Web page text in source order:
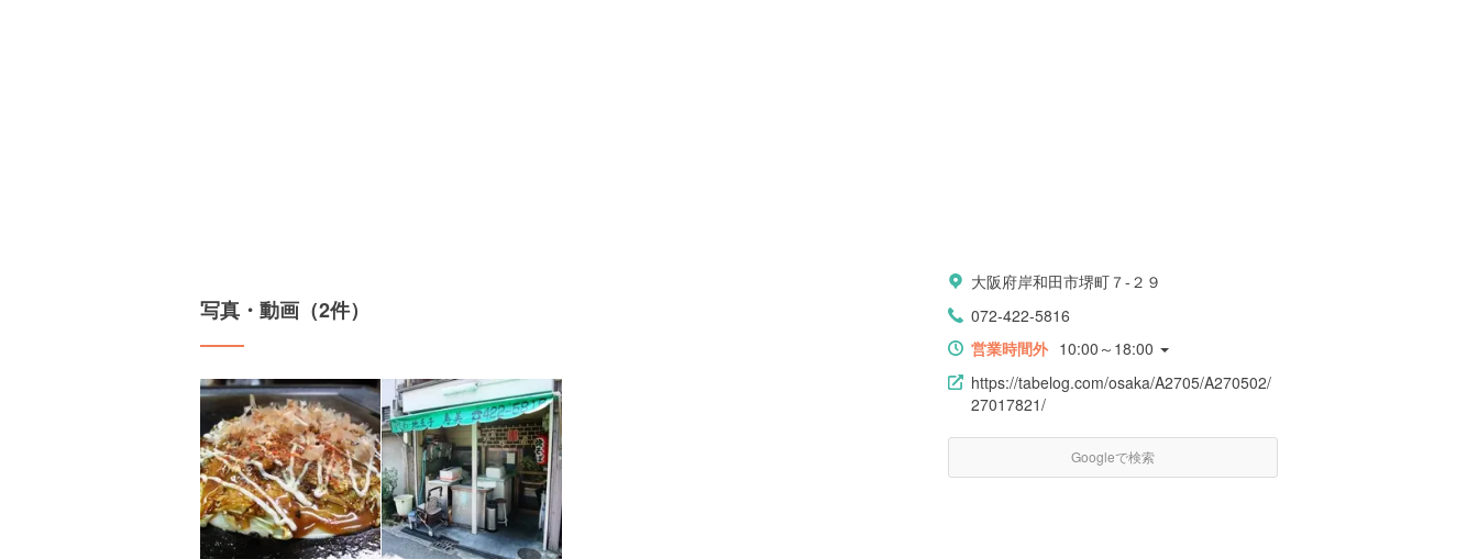
写真・動画（2件）
大阪府岸和田市堺町７-２９
072-422-5816
営業時間外 10:00～18:00
https://tabelog.com/osaka/A2705/A270502/
27017821/
Googleで検索